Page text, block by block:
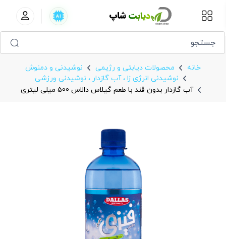
آب گازدار بدون قند با طعم گیلاس دالاس 500 میلی لیتری
خانه محصولات دیابتی و رژیمی
نوشیدنی و دمنوش
نوشیدنی انرژی زا ، آب گازدار ، نوشیدنی ورزشی
آب گازدار بدون قند با طعم گیلاس دالاس 500 میلی لیتری